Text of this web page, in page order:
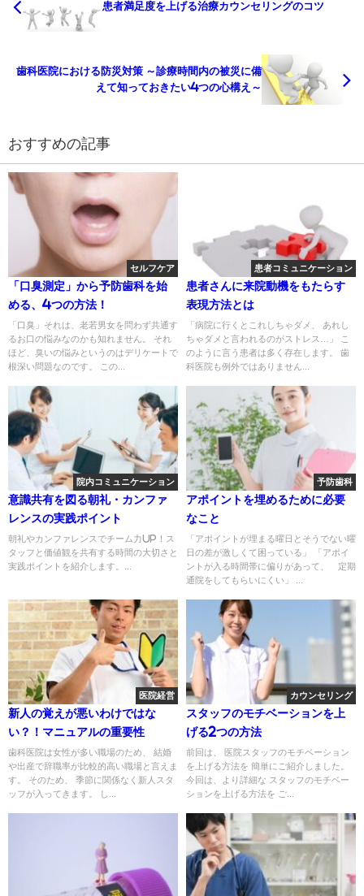
患者満足度を上げる治療カウンセリングのコツ
歯科医院における防災対策 ～診療時間内の被災に備
えて知っておきたい4つの心構え～
おすすめの記事
セルフケア
「口臭測定」から予防歯科を始
める、4つの方法！
「口臭」それは、老若男女を問わず共通す
るお口の悩みなのかも知れません。 それ
ほど、臭いの悩みというのはデリケートで
根深い問題なのです。 この...
患者コミュニケーション
患者さんに来院動機をもたらす
表現方法とは
「病院に行くとこれしちゃダメ、 あれし
ちゃダメと言われるのがストレス…」 こ
のように言う患者は多く存在します。 歯
科医院も例外ではありません...
院内コミュニケーション
意識共有を図る朝礼・カンファ
レンスの実践ポイント
朝礼やカンファレンスでチーム力UP！ス
タッフと価値観を共有する時間の大切さと
実践ポイントを紹介します。...
予防歯科
アポイントを埋めるために必要
なこと
「アポイントが埋まる曜日とそうでない曜
日の差が激しくて困っている」 「アポイ
ントが入る時間帯に偏りがあって、 定期
通院をしてもらいにくい」 ...
医院経営
新人の覚えが悪いわけではな
い？！マニュアルの重要性
歯科医院は女性が多い職場のため、 結婚
や出産で辞職率が比較的高い職場と言えま
す。 そのため、 季節に関係なく新人スタ
ッフが入ってきます。 し...
カウンセリング
スタッフのモチベーションを上
げる2つの方法
前回は、 医院スタッフのモチベーション
を上げる方法を 簡単にご紹介しました。
今回は、より詳細な スタッフのモチベー
ションを上げる方法を ご...